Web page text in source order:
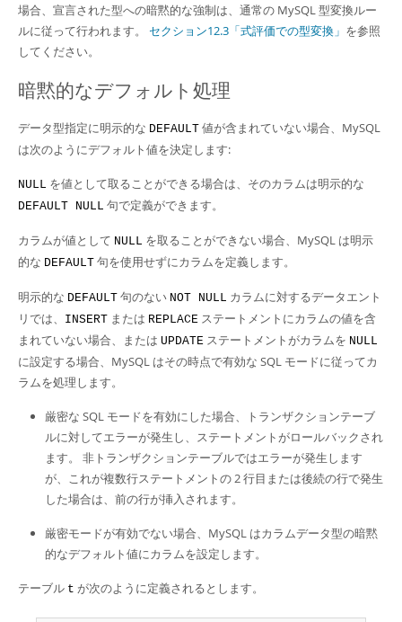
場合、宣言された型への暗黙的な強制は、通常の MySQL 型変換ルー
ルに従って行われます。 セクション12.3「式評価での型変換」 を参照
してください。
暗黙的なデフォルト処理
データ型指定に明示的な DEFAULT 値が含まれていない場合、MySQL
は次のようにデフォルト値を決定します:
NULL を値として取ることができる場合は、そのカラムは明示的な
DEFAULT NULL 句で定義ができます。
カラムが値として NULL を取ることができない場合、MySQL は明示
的な DEFAULT 句を使用せずにカラムを定義します。
明示的な DEFAULT 句のない NOT NULL カラムに対するデータエント
リでは、
INSERT または REPLACE ステートメントにカラムの値を含
まれていない場合、または UPDATE ステートメントがカラムを NULL
に設定する場合、MySQL はその時点で有効な SQL モードに従ってカ
ラムを処理します。
厳密な SQL モードを有効にした場合、トランザクションテーブ
ルに対してエラーが発生し、ステートメントがロールバックされ
ます。 非トランザクションテーブルではエラーが発生します
が、これが複数行ステートメントの 2 行目または後続の行で発生
した場合は、前の行が挿入されます。
厳密モードが有効でない場合、MySQL はカラムデータ型の暗黙
的なデフォルト値にカラムを設定します。
テーブル t が次のように定義されるとします。